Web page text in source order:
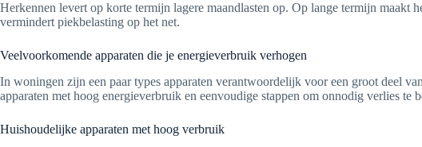
Herkennen levert op korte termijn lagere maandlasten op. Op lange termijn maakt
vermindert piekbelasting op het net.
Veelvoorkomende apparaten die je energieverbruik verhogen
In woningen zijn een paar types apparaten verantwoordelijk voor een groot deel
apparaten met hoog energieverbruik en eenvoudige stappen om onnodig verlies te
Huishoudelijke apparaten met hoog verbruik